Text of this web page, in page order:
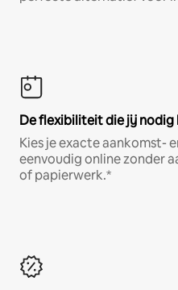
De flexibiliteit die jij nodig
Kies je exacte aankomst-
eenvoudig online zonder
of papierwerk.*